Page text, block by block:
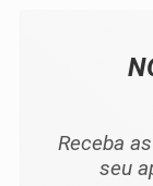
Receba
seu